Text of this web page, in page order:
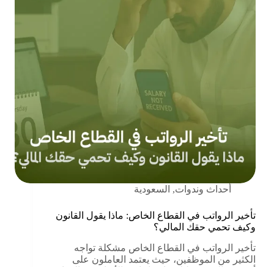
أحداث وندوات, السعودية
تأخير الرواتب في القطاع الخاص: ماذا يقول القانون
وكيف تحمي حقك المالي؟
تأخير الرواتب في القطاع الخاص مشكلة تواجه
الكثير من الموظفين، حيث يعتمد العاملون على